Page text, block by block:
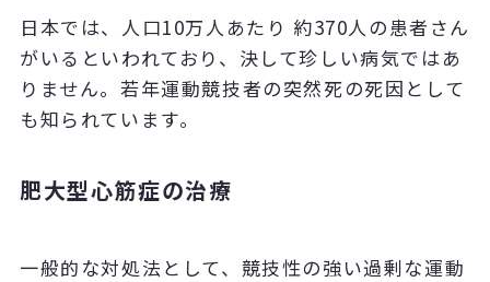
日本では、人口10万人あたり 約370人の患者さん
がいるといわれており、決して珍しい病気ではあ
りません。若年運動競技者の突然死の死因として
も知られています。
肥大型心筋症の治療
一般的な対処法として、競技性の強い過剰な運動